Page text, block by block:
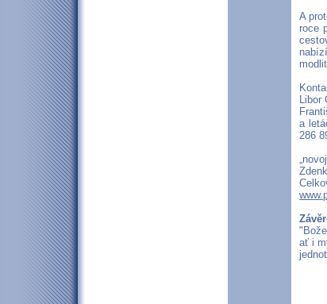
A
roce
Libor
a
286
ať i